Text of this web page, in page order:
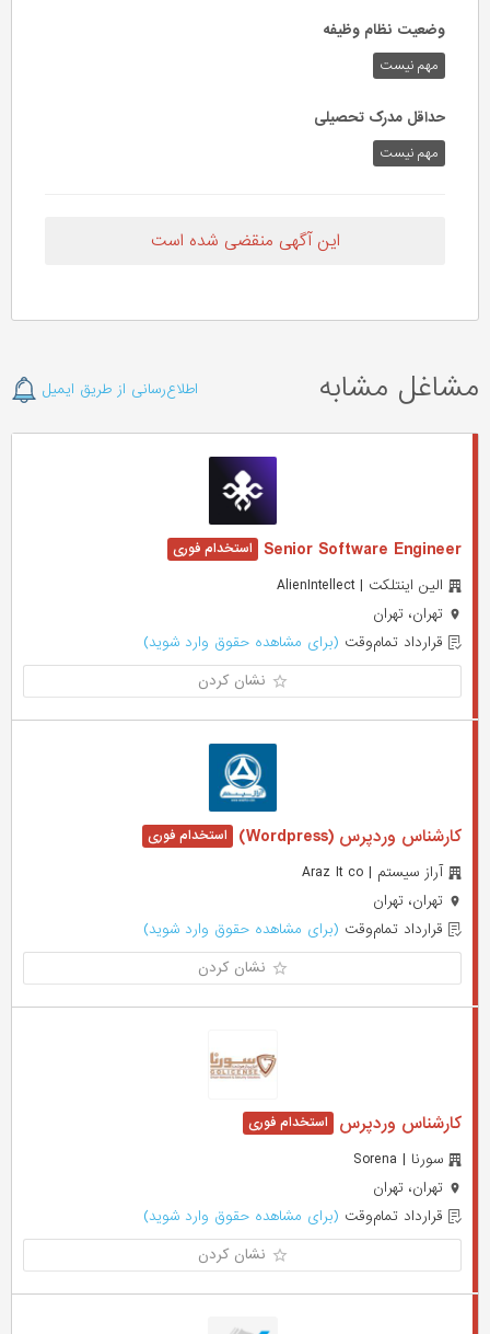
وضعیت نظام وظیفه
مهم‌ نیست
حداقل مدرک تحصیلی
مهم نیست
این آگهی منقضی شده است
مشاغل مشابه اطلاع‌رسانی از طریق ایمیل
Senior Software Engineer
الین اینتلکت | AlienIntellect
تهران، تهران
قرارداد تمام‌وقت (برای مشاهده حقوق وارد شوید)
نشان کردن
کارشناس وردپرس (Wordpress)
آراز سیستم | Araz It co
تهران، تهران
قرارداد تمام‌وقت (برای مشاهده حقوق وارد شوید)
نشان کردن
کارشناس وردپرس
سورنا | Sorena
تهران، تهران
قرارداد تمام‌وقت (برای مشاهده حقوق وارد شوید)
نشان کردن